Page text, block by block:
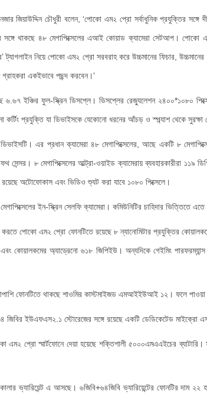
জিয়াউদ্দিন চৌধুরী বলেন, ‘পোকো এম২ প্রো সর্বাধুনিক প্রযুক্তির সঙ্গে
সঙ্গে থাকছে ৪৮ মেগাপিক্সেলের এআই কোয়াড ক্যামেরা সেটআপ। পোকো
নিয়ে পোকো এম২ প্রো সরবরাহ করে উচ্চমানের ফিচার,
একইভাবে পছন্দ করবেন।’
ইঞ্চির ফুল-স্ক্রিন ডিসপ্লে। ডিসপ্লের রেজ্যুলেশন ২৪০০*১০৮০
প্রযুক্তি যা ডিভাইসকে যেকোনো ধরনের আঁচড় ও স্প্ল্যাশ থেকে সুরক্ষা
এর প্রধান ক্যামেরা ৪৮ মেগাপিক্সেলের, আছে একটি ৮
সেন্সর। ৮ মেগাপিক্সেলের আল্ট্রা-ওয়াইড ক্যামেরায় ব্যবহারকারীরা ১১৯
রয়েছে অটোফোকাস এবং ভিডিও শ্যুট করা যাবে ১০৮০ পিক্সেলে।
ইন-স্ক্রিন সেলফি ক্যামেরা। কমিউনিটির চাহিদার ভিত্তিতে
করতে পোকো এম২ প্রো ফোনটিতে রয়েছে ৮ ন্যানোমিটার প্রযুক্তির
কোয়ালকমের অ্যাড্রেনো ৬১৮ জিপিইউ। অন্যদিকে গেইমিং পারফরম্যান্স
ফোনটিতে থাকছে শাওমির কাস্টমাইজড এমআইইউআই ১২। ফলে
জিবির ইউএফএস২.১ স্টোরেজের সঙ্গে রয়েছে একটি ডেডিকেটেড মাইক্রো
এম২ প্রো স্মার্টফোনে দেয়া হয়েছে শক্তিশালী ৫০০০এমএএইচের ব্যাটারি।
ভ্যারিয়েন্ট এ আসছে। ৬জিবি+৬৪জিবি ভ্যারিয়েন্টের ফোনটির দাম